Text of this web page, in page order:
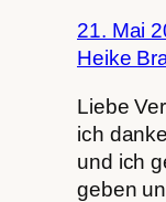
21. Mai
Heike
Liebe
ich
und ich
geben